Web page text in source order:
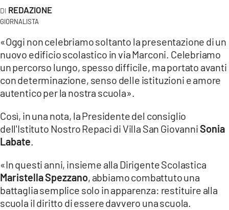
LACPLAY.IT
LACONAIR.IT
LACITYMAG.IT
ILREGGINO.IT
COSENZACHANNEL.IT
ILVIBONESE.IT
CATANZAROCHANNEL.IT
LACAPITALENEWS.IT
REDAZIONE
GIORNALISTA
«Oggi non celebriamo soltanto la presentazione di un
nuovo edificio scolastico in via Marconi. Celebriamo
un percorso lungo, spesso difficile, ma portato avanti
con determinazione, senso delle istituzioni e amore
autentico per la nostra scuola».
Così, in una nota, la Presidente del consiglio
dell'Istituto Nostro Repaci di Villa San GiovanniSonia
Labate.
«In questi anni, insieme alla Dirigente Scolastica
Maristella Spezzano, abbiamo combattuto una
battaglia semplice solo in apparenza: restituire alla
scuola il diritto di essere davvero una scuola.